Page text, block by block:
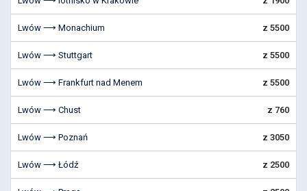
Lwów ⟶ Monachium z 5500
Lwów ⟶ Stuttgart z 5500
Lwów ⟶ Frankfurt nad Menem z 5500
Lwów ⟶ Chust z 760
Lwów ⟶ Poznań z 3050
Lwów ⟶ Łódź z 2500